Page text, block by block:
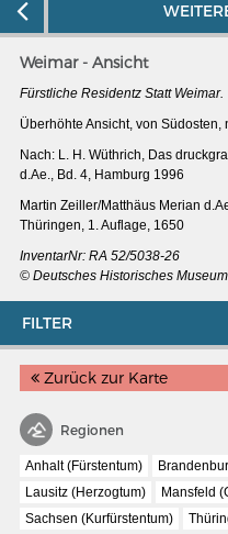
Milestones in the history of
MERIAN'S GERMANY 1642
Interaktive Karte
Image gallery
Imprint
FILTER
Zurück zur Karte
Regionen
Anhalt (Fürstentum)
Lausitz (Herzogtum)
Mansfeld
Sachsen (Kurfürstentum)
Weimar - Ansicht
Fürstliche Residentz Statt Weimar.
Überhöhte Ansicht, von
Nach: L. H. Wüthrich, Das
d.Ae., Bd. 4, Hamburg 1996
Martin Zeiller/Matthäus Merian
Thüringen, 1. Auflage, 1650
InventarNr: RA 52/5038-26
© Deutsches Historisches Museum